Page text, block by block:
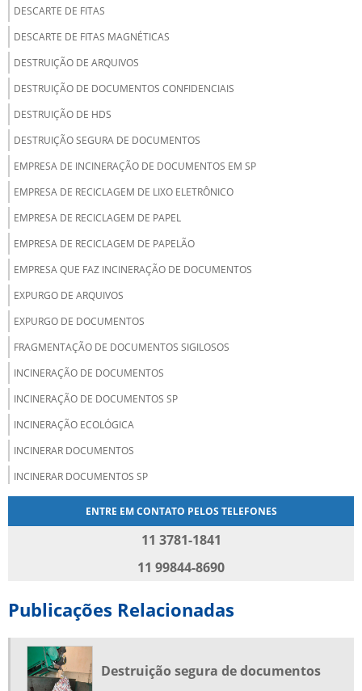
DESCARTE DE FITAS
DESCARTE DE FITAS MAGNÉTICAS
DESTRUIÇÃO DE ARQUIVOS
DESTRUIÇÃO DE DOCUMENTOS CONFIDENCIAIS
DESTRUIÇÃO DE HDS
DESTRUIÇÃO SEGURA DE DOCUMENTOS
EMPRESA DE INCINERAÇÃO DE DOCUMENTOS EM SP
EMPRESA DE RECICLAGEM DE LIXO ELETRÔNICO
EMPRESA DE RECICLAGEM DE PAPEL
EMPRESA DE RECICLAGEM DE PAPELÃO
EMPRESA QUE FAZ INCINERAÇÃO DE DOCUMENTOS
EXPURGO DE ARQUIVOS
EXPURGO DE DOCUMENTOS
FRAGMENTAÇÃO DE DOCUMENTOS SIGILOSOS
INCINERAÇÃO DE DOCUMENTOS
INCINERAÇÃO DE DOCUMENTOS SP
INCINERAÇÃO ECOLÓGICA
INCINERAR DOCUMENTOS
INCINERAR DOCUMENTOS SP
RECICLAGEM DE PAPEL E PAPELÃO
RECOLHA E DESTRUIÇÃO DE DOCUMENTOS
SERVIÇO DE DESTRUIÇÃO DE DOCUMENTOS
SERVIÇO DE DESTRUIÇÃO SEGURA DE DOCUMENTOS
ENTRE EM CONTATO PELOS TELEFONES
11 3781-1841
11 99844-8690
Publicações Relacionadas
Destruição segura de documentos